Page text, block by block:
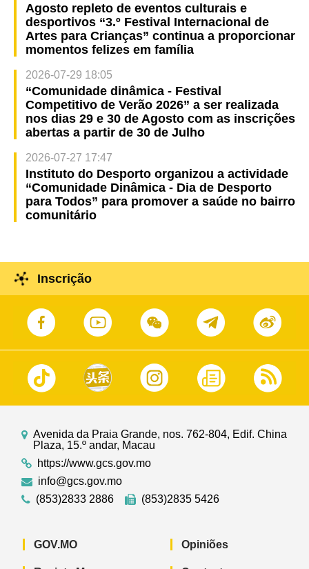
Agosto repleto de eventos culturais e
desportivos “3.º Festival Internacional de
Artes para Crianças” continua a proporcionar
momentos felizes em família
2026-07-29 18:05
“Comunidade dinâmica - Festival
Competitivo de Verão 2026” a ser realizada
nos dias 29 e 30 de Agosto com as inscrições
abertas a partir de 30 de Julho
2026-07-27 17:47
Instituto do Desporto organizou a actividade
“Comunidade Dinâmica - Dia de Desporto
para Todos” para promover a saúde no bairro
comunitário
Inscrição
Avenida da Praia Grande, nos. 762-804, Edif. China
Plaza, 15.º andar, Macau
https://www.gcs.gov.mo
info@gcs.gov.mo
(853)2833 2886
(853)2835 5426
GOV.MO Opiniões